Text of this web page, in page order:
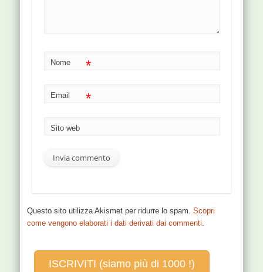
Nome *
Email *
Sito web
Questo sito utilizza Akismet per ridurre lo spam.Scopri
come vengono elaborati i dati derivati dai commenti
ISCRIVITI (siamo più di 1000 !)